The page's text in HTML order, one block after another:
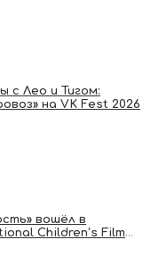
с Лео и Тигом:
встречаем мультгероев студии «Паровоз» на VK Fest 2026
вошёл в
Children’s Film